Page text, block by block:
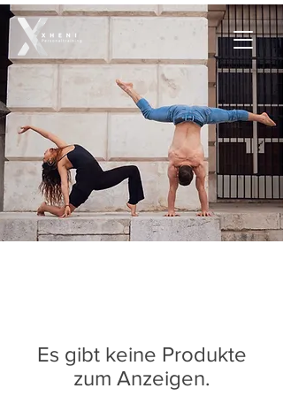
Es gibt keine Produkte
zum Anzeigen.